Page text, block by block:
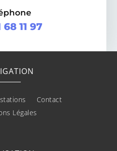
68 11 97
Contact
Légales